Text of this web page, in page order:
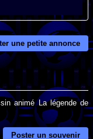
une petite annonce
animé La légende de
Poster un souvenir